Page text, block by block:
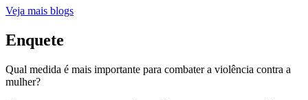
Veja mais blogs
Enquete
Qual medida é mais importante para combater a violência contra a
mulher?